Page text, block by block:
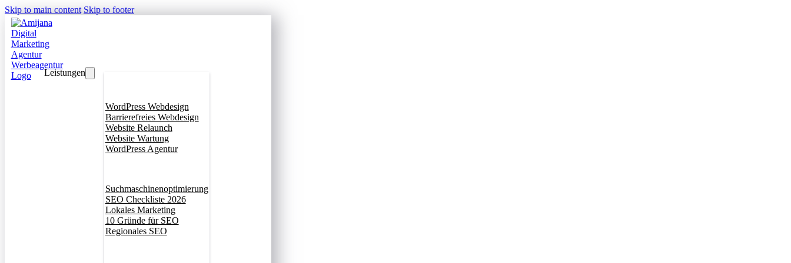
Skip to main content Skip to footer
Leistungen
WordPress Webdesign
Barrierefreies Webdesign
Website Relaunch
Website Wartung
WordPress Agentur
Suchmaschinenoptimierung
SEO Checkliste 2026
Lokales Marketing
10 Gründe für SEO
Regionales SEO